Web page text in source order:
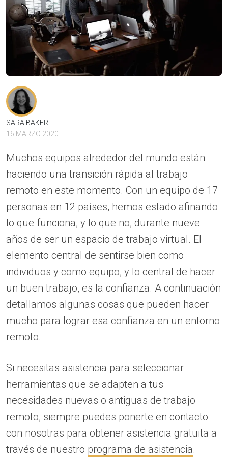
SARA BAKER
16 MARZO 2020
Muchos equipos alrededor del mundo están
haciendo una transición rápida al trabajo
remoto en este momento. Con un equipo de 17
personas en 12 países, hemos estado afinando
lo que funciona, y lo que no, durante nueve
años de ser un espacio de trabajo virtual. El
elemento central de sentirse bien como
individuos y como equipo, y lo central de hacer
un buen trabajo, es la confianza. A continuación
detallamos algunas cosas que pueden hacer
mucho para lograr esa confianza en un entorno
remoto.
Si necesitas asistencia para seleccionar
herramientas que se adapten a tus
necesidades nuevas o antiguas de trabajo
remoto, siempre puedes ponerte en contacto
con nosotras para obtener asistencia gratuita a
través de nuestro programa de asistencia.